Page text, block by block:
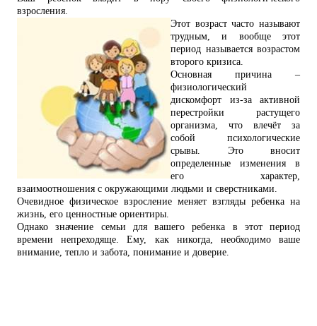
взросления.
Этот возраст часто называют
трудным, и вообще этот
период называется возрастом
второго кризиса.
Основная
причина –
физиологический
дискомфорт из-за активной
перестройки растущего
организма,
что влечёт за
собой психологические
срывы. Это вносит
определенные изменения в
его
характер,
взаимоотношения с окружающими людьми и сверстниками.
Очевидное физическое взросление меняет взгляды ребенка на
жизнь, его ценностные ориентиры.
Однако значение семьи для вашего ребенка в этот период
времени непреходяще. Ему,
как никогда, необходимо ваше
внимание, тепло и забота, понимание и доверие.